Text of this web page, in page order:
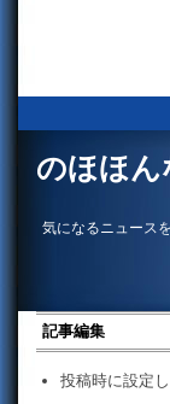
のほほん
気になるニュース
記事編集
投稿時に設定